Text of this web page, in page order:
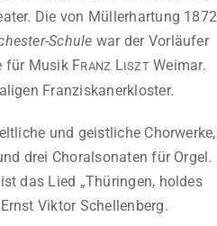
Die von Müllerhartung 1872
Schule war der Vorläufer
für Musik FRANZ LISZTWeimar.
Franziskanerkloster.
und geistliche Chorwerke,
drei Choralsonaten für Orgel.
das Lied „Thüringen, holdes
Viktor Schellenberg.